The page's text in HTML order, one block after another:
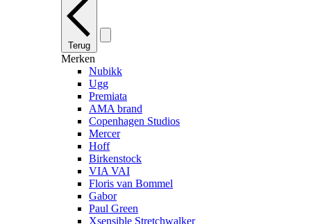
Terug
Merken
Nubikk
Ugg
Premiata
AMA brand
Copenhagen Studios
Mercer
Hoff
Birkenstock
VIA VAI
Floris van Bommel
Gabor
Paul Green
Xsensible Stretchwalker